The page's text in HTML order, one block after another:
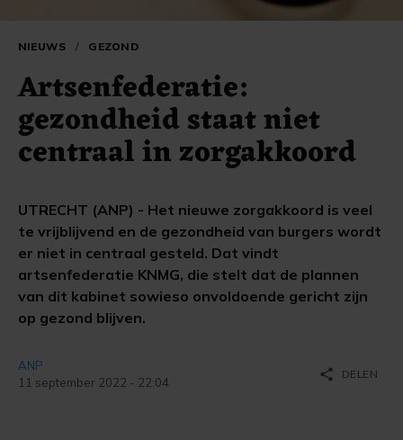
NIEUWS / GEZOND
Artsenfederatie:
gezondheid staat niet
centraal in zorgakkoord
UTRECHT (ANP) - Het nieuwe zorgakkoord is veel
te vrijblijvend en de gezondheid van burgers wordt
er niet in centraal gesteld. Dat vindt
artsenfederatie KNMG, die stelt dat de plannen
van dit kabinet sowieso onvoldoende gericht zijn
op gezond blijven.
ANP
11 september 2022 - 22:04
share DELEN